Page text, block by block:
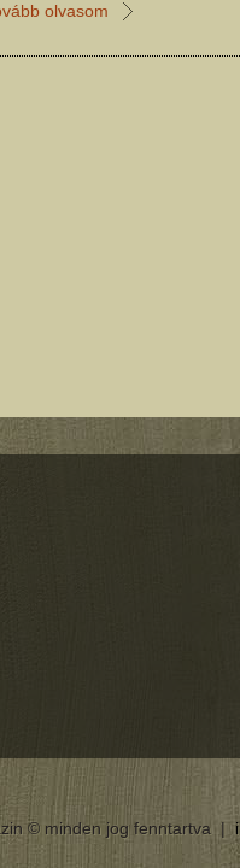
olvasom
© minden jog fenntartva |